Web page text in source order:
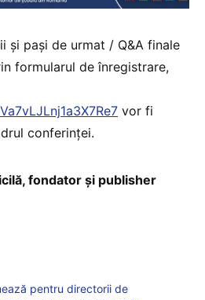
și pași de urmat / Q&A finale
formularul de înregistrare,
vor fi
conferinței.
fondator și publisher
pentru directorii de